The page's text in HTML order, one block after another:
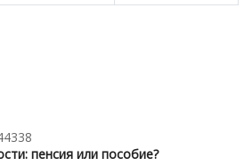
пенсия или пособие?